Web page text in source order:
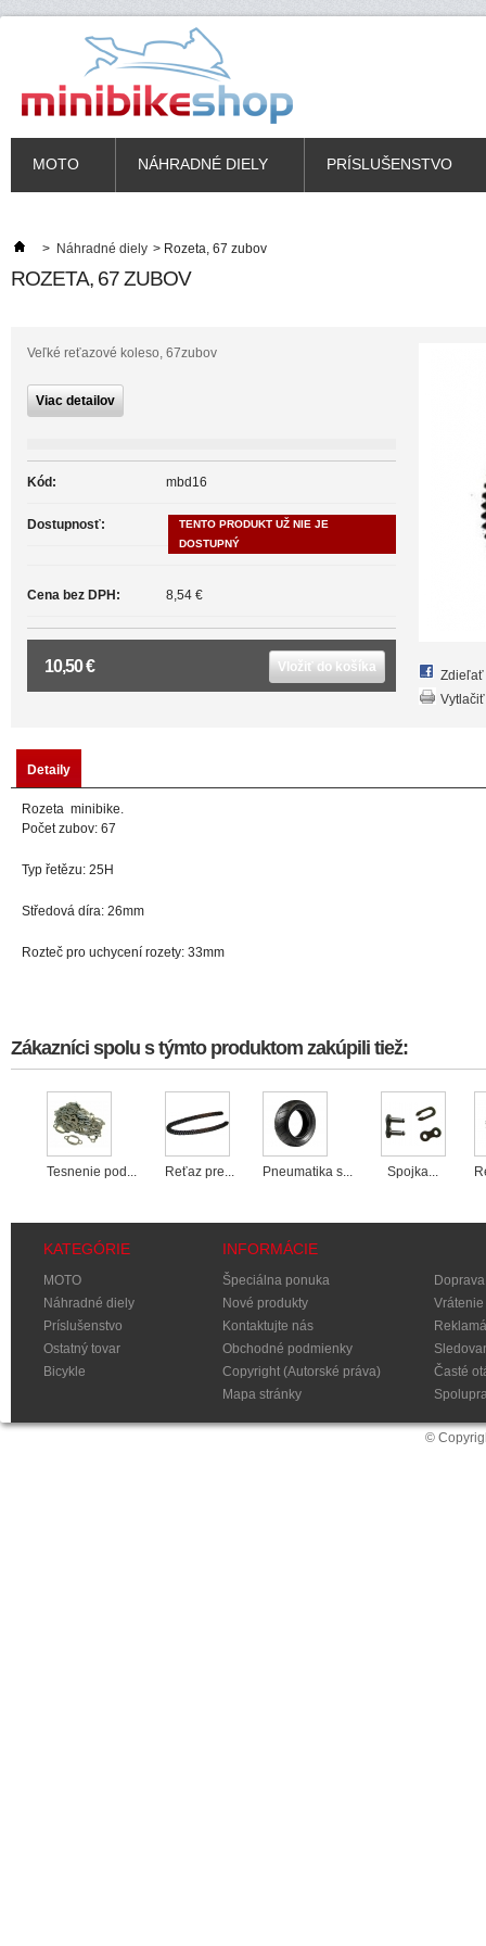
MOTO NÁHRADNÉ DIELY PRÍSLUŠENSTVO
> Náhradné diely > Rozeta, 67 zubov
ROZETA, 67 ZUBOV
Zdieľať
Vytlačiť
Veľké reťazové koleso, 67zubov
Viac detailov
Kód: mbd16
Dostupnosť:
TENTO PRODUKT UŽ NIE JE
DOSTUPNÝ
Cena bez DPH: 8,54 €
10,50 € Vložiť do košíka
Detaily
Rozeta minibike.
Počet zubov: 67
Typ řetězu: 25H
Středová díra: 26mm
Rozteč pro uchycení rozety: 33mm
Zákazníci spolu s týmto produktom zakúpili tiež:
Tesnenie pod... Reťaz pre... Pneumatika s... Spojka...
KATEGÓRIE
MOTO
Náhradné diely
Príslušenstvo
Ostatný tovar
Bicykle
INFORMÁCIE
Špeciálna ponuka
Nové produkty
Kontaktujte nás
Obchodné podmienky
Copyright (Autorské práva)
Mapa stránky
Časté
©